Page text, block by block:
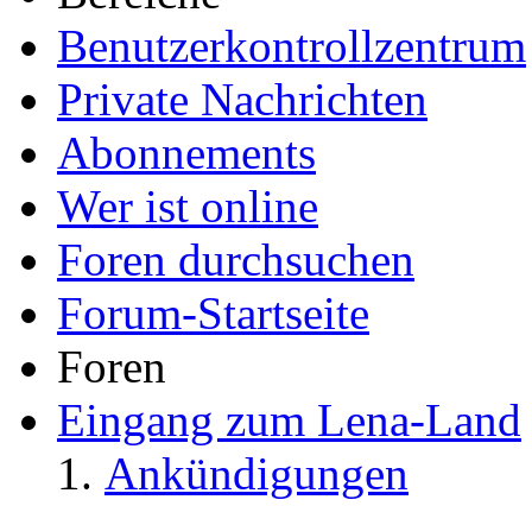
Benutzerkontrollzentrum
Private Nachrichten
Abonnements
Wer ist online
Foren durchsuchen
Forum-Startseite
Foren
Eingang zum Lena-Land
Ankündigungen